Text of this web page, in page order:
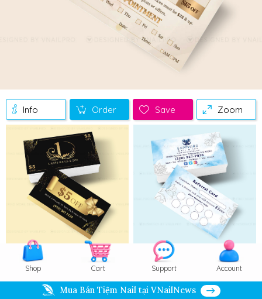
Info Order Save Zoom
Video
Shop Cart Support Account
Mua Bán Tiệm Nail tại VNailNews